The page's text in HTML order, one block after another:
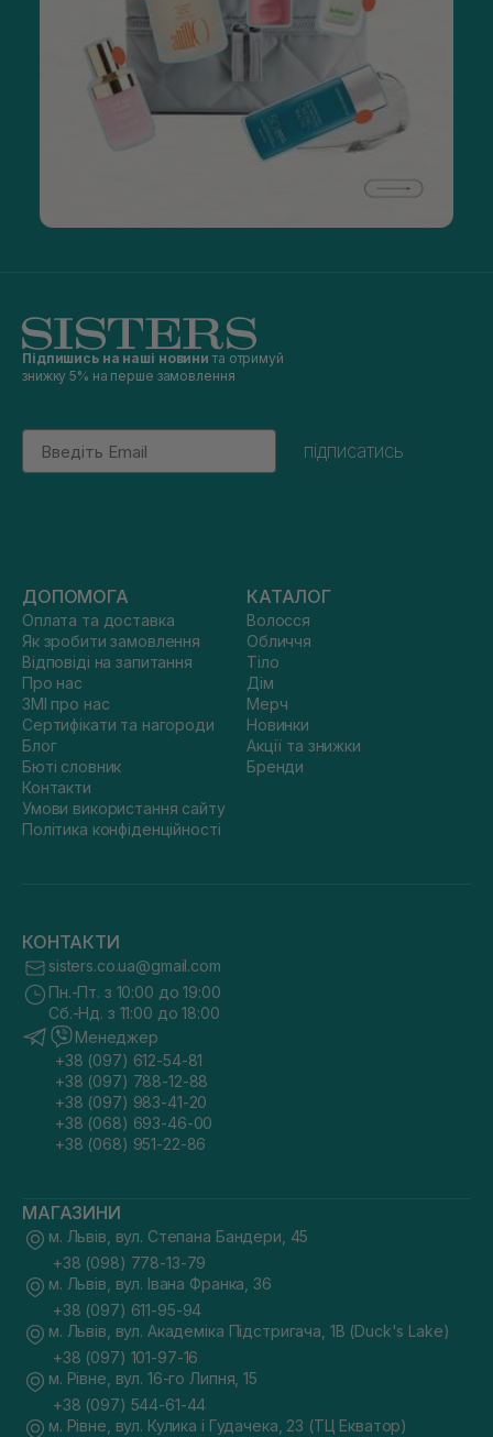
Підпишись на наші новини та отримуй
знижку 5% на перше замовлення
Email
підписатись
ДОПОМОГА
Оплата та доставка
Як зробити замовлення
Відповіді на запитання
Про нас
ЗМІ про нас
Сертифікати та нагороди
Блог
Бюті словник
Контакти
Умови використання сайту
Політика конфіденційності
КАТАЛОГ
Волосся
Обличчя
Тіло
Дім
Мерч
Новинки
Акції та знижки
Бренди
КОНТАКТИ
sisters.co.ua@gmail.com
Пн.-Пт. з 10:00 до 19:00
Сб.-Нд. з 11:00 до 18:00
Менеджер
+38 (097) 612-54-81
+38 (097) 788-12-88
+38 (097) 983-41-20
+38 (068) 693-46-00
+38 (068) 951-22-86
МАГАЗИНИ
м. Львів, вул. Степана Бандери, 45
+38 (098) 778-13-79
м. Львів, вул. Івана Франка, 36
+38 (097) 611-95-94
м. Львів, вул. Академіка Підстригача, 1В (Duck's Lake)
+38 (097) 101-97-16
м. Рівне, вул. 16-го Липня, 15
+38 (097) 544-61-44
м. Рівне, вул. Кулика і Гудачека, 23 (ТЦ Екватор)